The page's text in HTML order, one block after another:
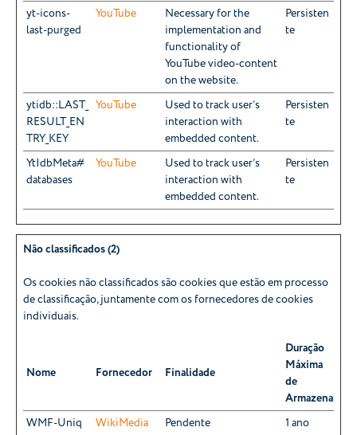
yt-icons-
last-purged
YouTube
Necessary for the
implementation and
functionality of
YouTube video-content
on the website.
Persisten
te
ytidb::LAST_
RESULT_EN
TRY_KEY
YouTube
Used to track user’s
interaction with
embedded content.
Persisten
te
YtIdbMeta#
databases
YouTube
Used to track user’s
interaction with
embedded content.
Persisten
te
Não classificados (2)
Os cookies não classificados são cookies que estão em processo
de classificação, juntamente com os fornecedores de cookies
individuais.
Nome Fornecedor Finalidade
Duração
Máxima
de
WMF-Uniq WikiMedia Pendente 1 ano